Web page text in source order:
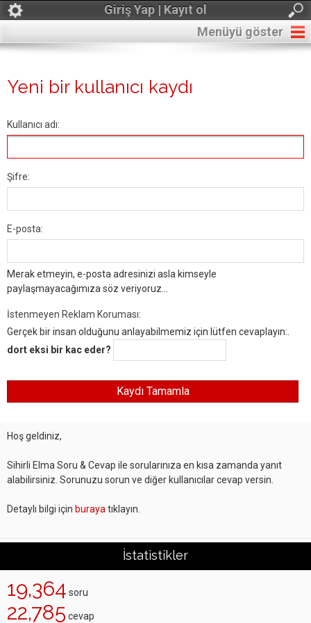
Giriş Yap | Kayıt ol
Menüyü göster
Yeni bir kullanıcı kaydı
Kullanıcı adı:
Şifre:
E-posta:
Merak etmeyin, e-posta adresinizi asla kimseyle
paylaşmayacağımıza söz veriyoruz...
İstenmeyen Reklam Koruması:
Gerçek bir insan olduğunu anlayabilmemiz için lütfen cevaplayın:.
dort eksi bir kac eder?
Hoş geldiniz,
Sihirli Elma Soru & Cevap ile sorularınıza en kısa zamanda yanıt
alabilirsiniz. Sorunuzu sorun ve diğer kullanıcılar cevap versin.
Detaylı bilgi için buraya tıklayın.
İstatistikler
19,364 soru
22,785 cevap